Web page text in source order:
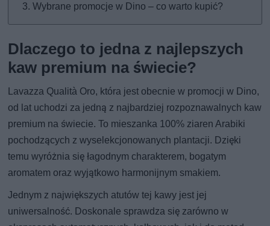
Wybrane promocje w Dino – co warto kupić?
Dlaczego to jedna z najlepszych
kaw premium na świecie?
Lavazza Qualità Oro, która jest obecnie w promocji w Dino,
od lat uchodzi za jedną z najbardziej rozpoznawalnych kaw
premium na świecie. To mieszanka 100% ziaren Arabiki
pochodzących z wyselekcjonowanych plantacji. Dzięki
temu wyróżnia się łagodnym charakterem, bogatym
aromatem oraz wyjątkowo harmonijnym smakiem.
Jednym z największych atutów tej kawy jest jej
uniwersalność. Doskonale sprawdza się zarówno w